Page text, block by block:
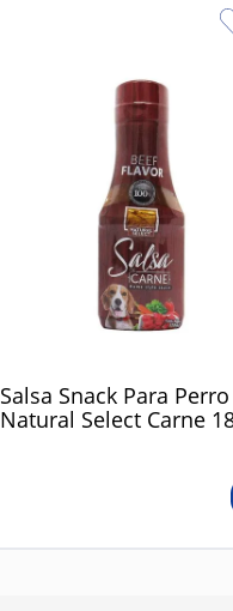
Salsa Snack Para Perro
Natural Select Carne